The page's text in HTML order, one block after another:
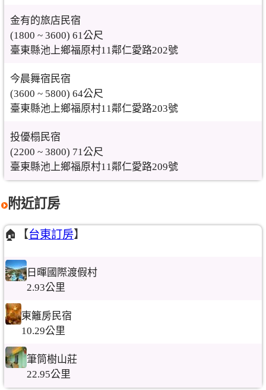
金有的旅店民宿
(1800 ~ 3600) 61公尺
臺東縣池上鄉福原村11鄰仁愛路202號
今晨舞宿民宿
(3600 ~ 5800) 64公尺
臺東縣池上鄉福原村11鄰仁愛路203號
投優榻民宿
(2200 ~ 3800) 71公尺
臺東縣池上鄉福原村11鄰仁愛路209號
附近訂房
🏠【台東訂房】
日暉國際渡假村
2.93公里
東籬房民宿
10.29公里
筆筒樹山莊
22.95公里